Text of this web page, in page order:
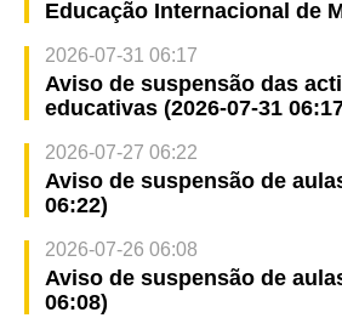
Educação Internacional de
2026-07-31 06:17
Aviso de suspensão das
educativas (2026-07-31
2026-07-27 06:22
Aviso de suspensão de
06:22)
2026-07-26 06:08
Aviso de suspensão de
06:08)